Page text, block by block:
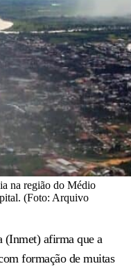
na região do Médio
(Foto: Arquivo
afirma que a
formação de muitas